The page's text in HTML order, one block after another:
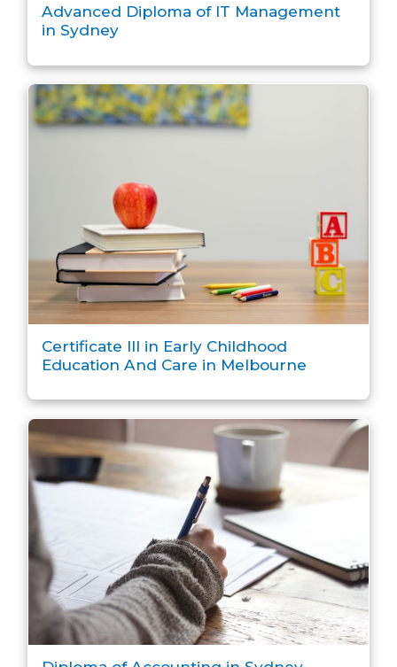
Advanced Diploma of IT Management
in Sydney
Certificate III in Early Childhood
Education And Care in Melbourne